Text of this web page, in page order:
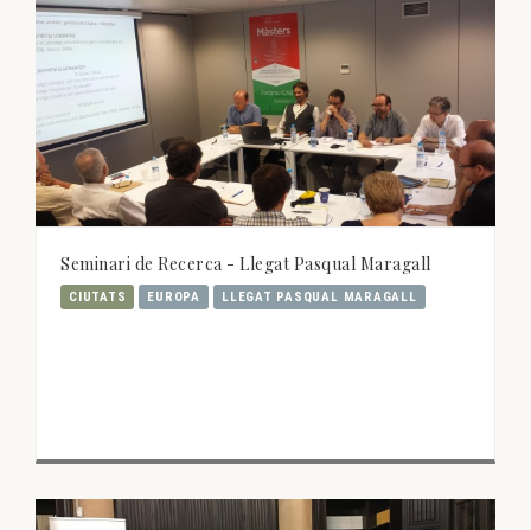
Seminari de Recerca - Llegat Pasqual Maragall
CIUTATS EUROPA LLEGAT PASQUAL MARAGALL